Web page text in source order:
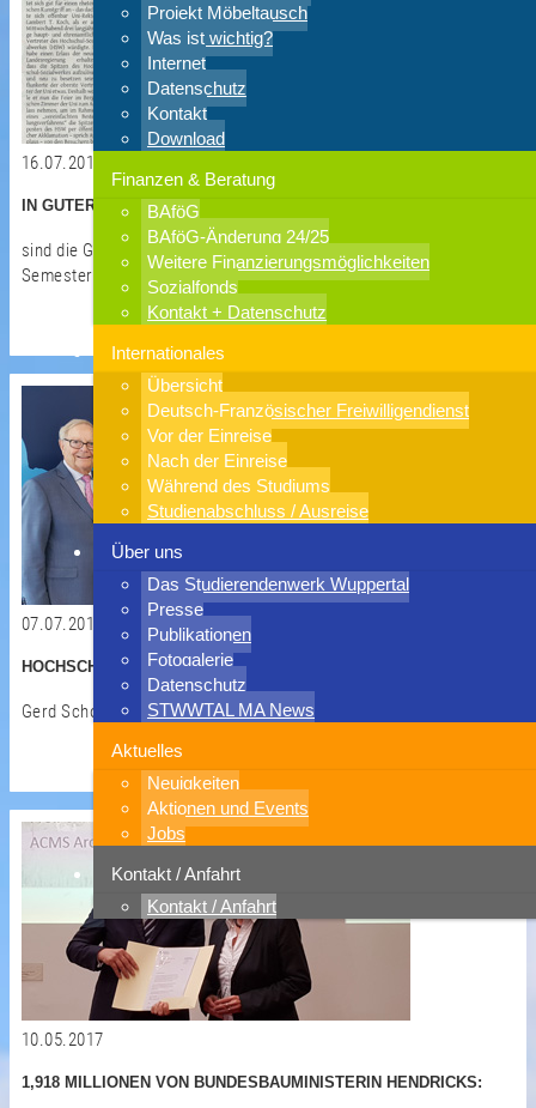
Projekt Möbeltausch
Was ist wichtig?
Internet
Datenschutz
Kontakt
Download
Finanzen & Beratung
BAföG
BAföG-Änderung 24/25
Weitere Finanzierungsmöglichkeiten
Sozialfonds
Kontakt + Datenschutz
Internationales
Übersicht
Deutsch-Französischer Freiwilligendienst
Vor der Einreise
Nach der Einreise
Während des Studiums
Studienabschluss / Ausreise
Über uns
Das Studierendenwerk Wuppertal
Presse
Publikationen
Fotogalerie
Datenschutz
STWWTAL MA News
Aktuelles
Neuigkeiten
Aktionen und Events
Jobs
Kontakt / Anfahrt
Kontakt / Anfahrt
16.07.2017
IN GUTER HAND...
sind die Geschicke des Hochschul-Sozialwerks seit mehr als 100
Semestern …
weiterlesen >
07.07.2017
HOCHSCHUL-SOZIALWERK HAT NEUEN VERWALTUNGSRAT
Gerd Scholz erneut Vorsitzender
10.05.2017
1,918 MILLIONEN VON BUNDESBAUMINISTERIN HENDRICKS: